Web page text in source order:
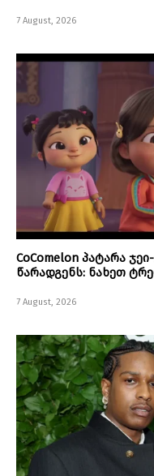
7 August, 2026
CoComelon პატარა
წარადგენს: ნახეთ
7 August, 2026